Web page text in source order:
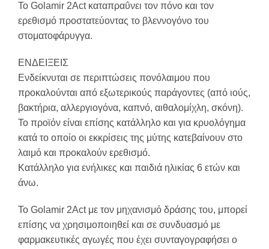
Το Golamir 2Act καταπραΰνει τον πόνο και τον
ερεθισμό προστατεύοντας το βλεννογόνο του
στοματοφάρυγγα.
ΕΝΔΕΙΞΕΙΣ
Ενδείκνυται σε περιπτώσεις πονόλαιμου που
προκαλούνται από εξωτερικούς παράγοντες (από ιούς,
βακτήρια, αλλεργιογόνα, καπνό, αιθαλομίχλη, σκόνη).
Το προϊόν είναι επίσης κατάλληλο και για κρυολόγημα
κατά το οποίο οι εκκρίσεις της μύτης κατεβαίνουν στο
λαιμό και προκαλούν ερεθισμό.
Κατάλληλο για ενήλικες και παιδιά ηλικίας 6 ετών και
άνω.
Το Golamir 2Act με τον μηχανισμό δράσης του, μπορεί
επίσης να χρησιμοποιηθεί και σε συνδυασμό με
φαρμακευτικές αγωγές που έχει συνταγογραφήσει ο